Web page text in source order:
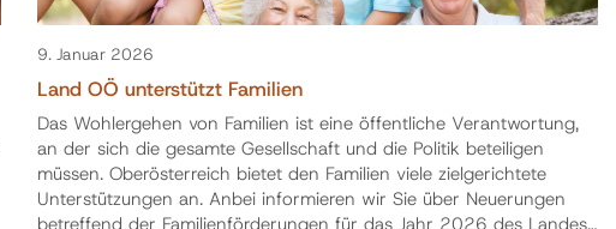
9. Januar 2026
Land OÖ unterstützt Familien
Das Wohlergehen von Familien ist eine öffentliche Verantwortung,
an der sich die gesamte Gesellschaft und die Politik beteiligen
müssen. Oberösterreich bietet den Familien viele zielgerichtete
Unterstützungen an. Anbei informieren wir Sie über Neuerungen
betreffend der Familienförderungen für das Jahr 2026 des Landes